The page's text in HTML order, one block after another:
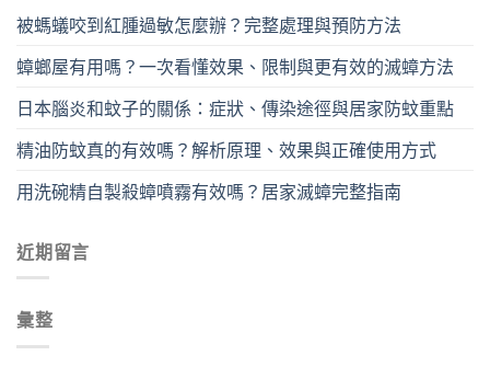
被螞蟻咬到紅腫過敏怎麼辦？完整處理與預防方法
蟑螂屋有用嗎？一次看懂效果、限制與更有效的滅蟑方法
日本腦炎和蚊子的關係：症狀、傳染途徑與居家防蚊重點
精油防蚊真的有效嗎？解析原理、效果與正確使用方式
用洗碗精自製殺蟑噴霧有效嗎？居家滅蟑完整指南
近期留言
彙整